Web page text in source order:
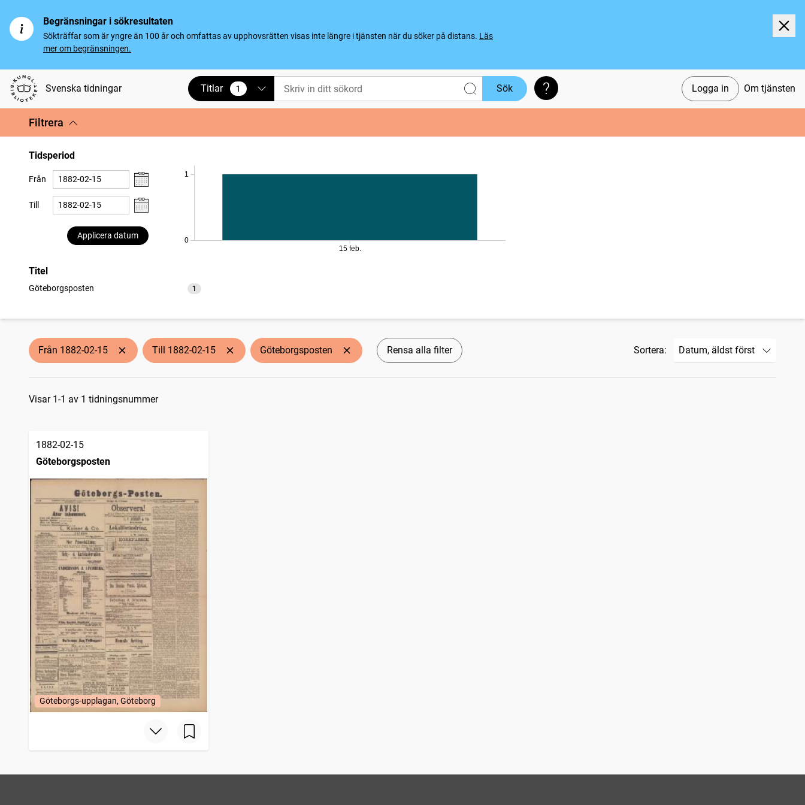
Begränsningar i sökresultaten
Sökträffar som är yngre än 100 år och omfattas av upphovsrätten visas inte längre i tjänsten när du söker på distans. Läs
mer om begränsningen.
Svenska tidningar Logga in Om tjänsten
Titlar 1
vald Sök Söktips
Filtrera
Tidsperiod
Från
Till
Applicera datum
0
1
15 feb.
Titel
Göteborgsposten 1
träffar
Från 1882-02-15 Till 1882-02-15 Göteborgsposten Rensa alla filter Sortera:
Sökresultat
Visar 1-1 av 1 tidningsnummer
1882-02-15
Göteborgsposten
Göteborgs-upplagan, Göteborg